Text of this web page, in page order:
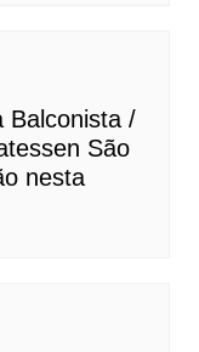
Balconista /
São
nesta